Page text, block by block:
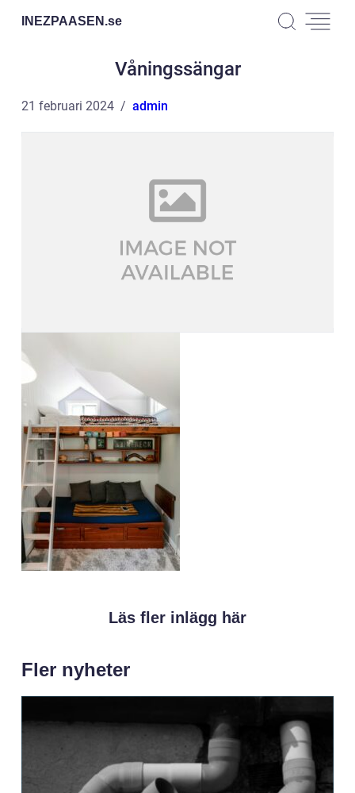
INEZPAASEN.se
Våningssängar
21 februari 2024 admin
Läs fler inlägg här
Fler nyheter